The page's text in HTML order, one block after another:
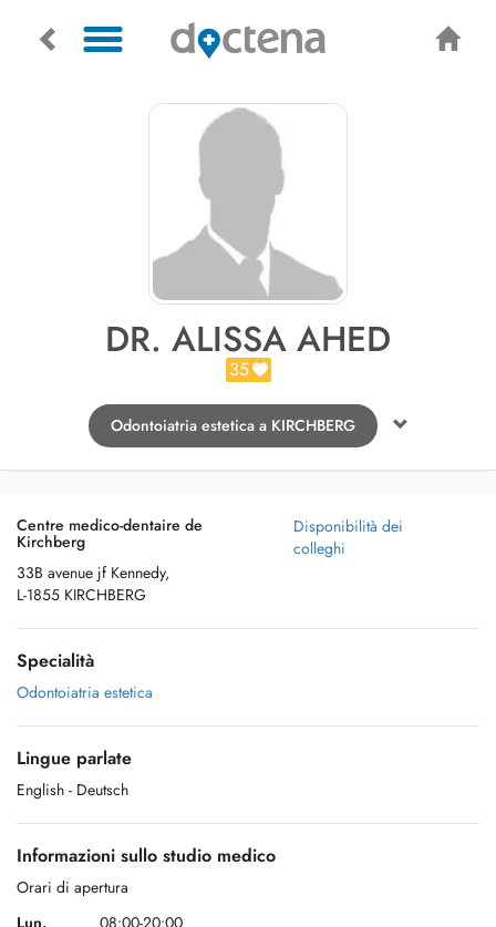
DR. ALISSA AHED
35
Odontoiatria estetica a KIRCHBERG
Centre medico-dentaire de
Kirchberg
33B avenue jf Kennedy,
L-1855 KIRCHBERG
Disponibilità dei
colleghi
Specialità
Odontoiatria estetica
Lingue parlate
English - Deutsch
Informazioni sullo studio medico
Orari di apertura
Lun.
08:00-20:00